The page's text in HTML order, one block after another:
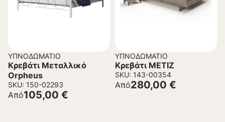
ΥΠΝΟΔΩΜΆΤΙΟ
Κρεβάτι Μεταλλικό
Orpheus
SKU: 150-02293
Από105,00 €
ΥΠΝΟΔΩΜΆΤΙΟ
Κρεβάτι METIZ
SKU: 143-00354
Από280,00 €